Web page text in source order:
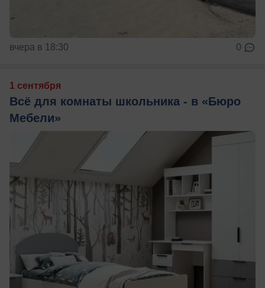
вчера в 18:30 0
1 сентября
Всё для комнаты школьника - в «Бюро
Мебели»